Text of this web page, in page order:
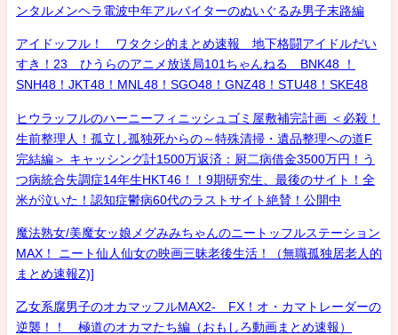
ンタルメンヘラ電波中年アルバイターのぬいぐるみ男子末路編
アイドッフル！ ワタクシ的まとめ速報 地下格闘アイドルだい
すき！23 ひうらのアニメ放送局101ちゃんねる BNK48 ！
SNH48！JKT48！MNL48！SGO48！GNZ48！STU48！SKE48
ヒウラッフルのハーニーフィニッシュゴミ屋敷補完計画 ＜必殺！
生前整理人！孤立し孤独死からの～特殊清掃・遺品整理への道F
完結編＞ キャッシング計1500万返済：厨二病借金3500万円！う
つ病統合失調症14年生HKT46！！9期研究生、最後のサイト！全
米が泣いた！認知症鬱病60代のラストサイト絶賛！公開中
魔法熟女/美魔女ッ娘メグみみちゃんのニートッフルステーション
MAX！ ニート仙人仙女の映画三昧老後生活！（無職孤独居老人的
まとめ速報Z)]
乙女系腐男子のオカマッフルMAX2- FX！オ・カマトレーダーの
逆襲！！ 極道のオカマたち編（おもしろ動画まとめ速報）